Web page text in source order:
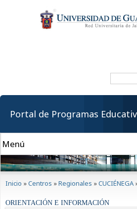
contenido
principal
Buscar
Portal de Programas
Inicio »Centros »Regionales »CUCIÉNEGA
ORIENTACIÓN E INFORMACIÓN